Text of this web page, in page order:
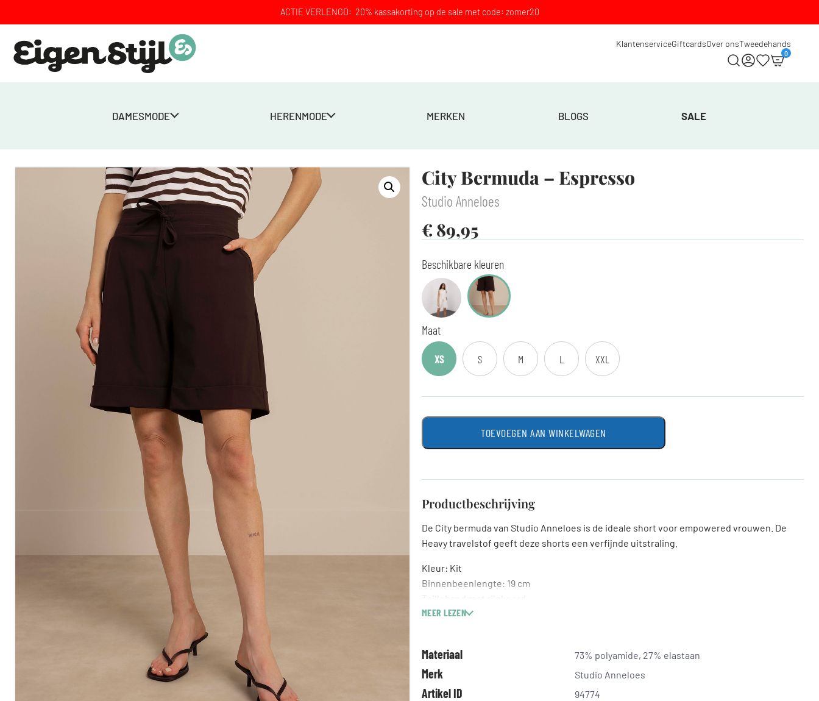
ACTIE VERLENGD: 20% kassakorting op de sale met code: zomer20
KlantenserviceGiftcardsOver onsTweedehands
0
DAMESMODE HERENMODE MERKEN BLOGS SALE
City Bermuda – Espresso
Studio Anneloes
€ 89,95
Beschikbare kleuren
Maat
XS S M L XXL
TOEVOEGEN AAN WINKELWAGEN
Productbeschrijving
De City bermuda van Studio Anneloes is de ideale short voor empowered vrouwen. De
Heavy travelstof geeft deze shorts een verfijnde uitstraling.
Kleur: Kit
Binnenbeenlengte: 19 cm
Tailleband met rijgkoord
Omslag bij de pijpen
Gemaakt van Heavy Travelstof
MEER LEZEN
Materiaal 73% polyamide, 27% elastaan
Merk Studio Anneloes
Artikel ID 94774